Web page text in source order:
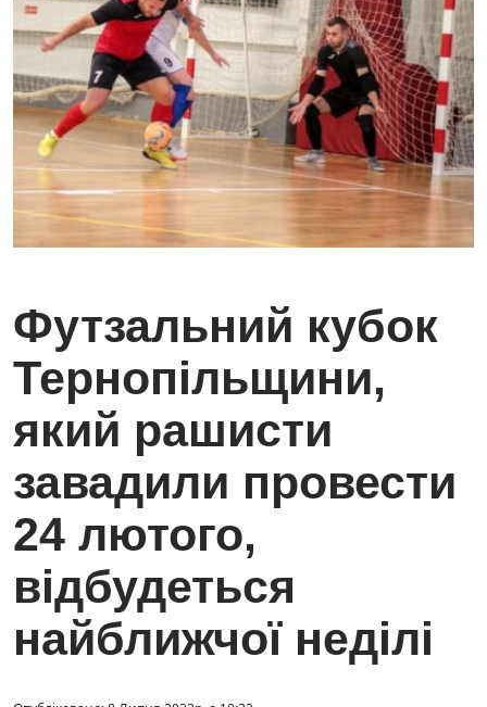
Футзальний кубок
Тернопільщини,
який рашисти
завадили провести
24 лютого,
відбудеться
найближчої неділі